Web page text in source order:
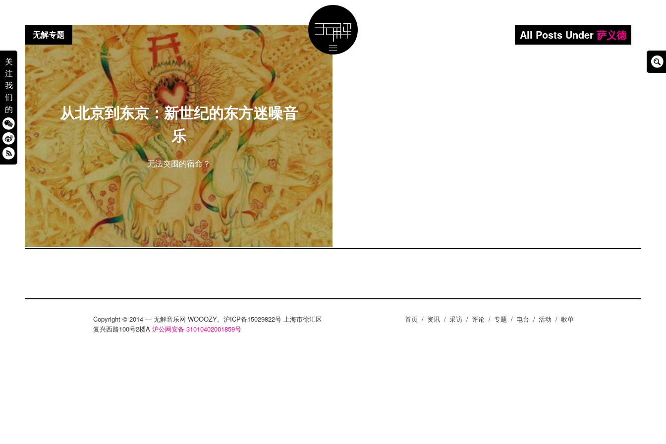
关
注
我
们
的
All Posts Under 萨义德
从北京到东京：新世纪的东方迷噪音
乐
无法突围的宿命？
无解专题
Copyright © 2014 — 无解音乐网 WOOOZY。沪ICP备15029822号 上海市徐汇区
复兴西路100号2楼A 沪公网安备 31010402001859号
首页 / 资讯 / 采访 / 评论 / 专题 / 电台 / 活动 / 歌单